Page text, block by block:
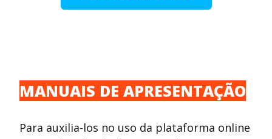
MANUAIS DE APRESENTAÇÃO
Para auxilia-los no uso da plataforma online